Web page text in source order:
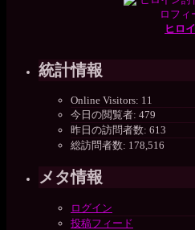
ヒロ
統計情報
Online Visitors: 11
今日の閲覧者: 479
昨日の訪問者数: 613
総訪問者数: 178,516
メタ情報
ログイン
投稿フィード